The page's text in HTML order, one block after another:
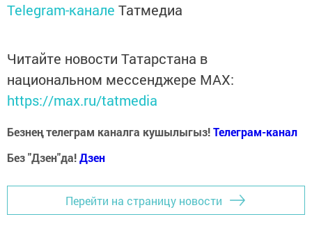
Telegram-канале Татмедиа
Читайте новости Татарстана в
национальном мессенджере MАХ:
https://max.ru/tatmedia
Безнең телеграм каналга кушылыгыз!Телеграм-канал
Без "Дзен"да!Дзен
Перейти на страницу новости